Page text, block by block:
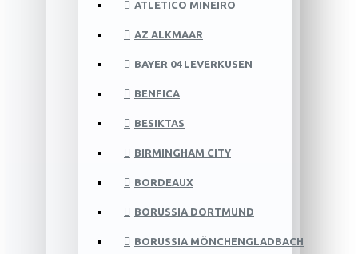
ATLETICO MINEIRO
AZ ALKMAAR
BAYER 04 LEVERKUSEN
BENFICA
BESIKTAS
BIRMINGHAM CITY
BORDEAUX
BORUSSIA DORTMUND
BORUSSIA MÖNCHENGLADBACH